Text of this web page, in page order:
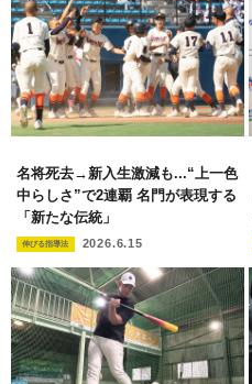
名将死去→新入生激減も...“上一色
中らしさ”で2連覇 名門が表現する
「新たな伝統」
伸びる指導法 2026.6.15